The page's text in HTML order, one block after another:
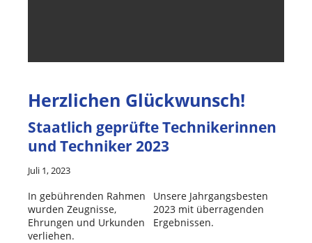
Herzlichen Glückwunsch!
Staatlich geprüfte Technikerinnen
und Techniker 2023
Juli 1, 2023
In gebührenden Rahmen
wurden Zeugnisse,
Ehrungen und Urkunden
verliehen.
Unsere Jahrgangsbesten
2023 mit überragenden
Ergebnissen.